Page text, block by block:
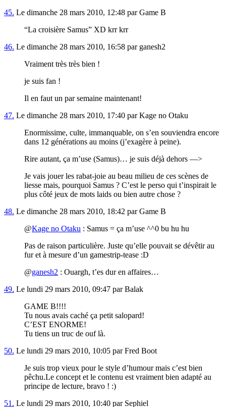
45. Le dimanche 28 mars 2010, 12:48 par Game B
“La croisière Samus” XD krr krr
46. Le dimanche 28 mars 2010, 16:58 par ganesh2
Vraiment très très bien !
je suis fan !
Il en faut un par semaine maintenant!
47. Le dimanche 28 mars 2010, 17:40 par Kage no Otaku
Enormissime, culte, immanquable, on s’en souviendra encore
dans 12 générations au moins (j’exagère à peine).
Rire autant, ça m’use (Samus)… je suis déjà dehors —>
Je vais jouer les rabat-joie au beau milieu de ces scènes de
liesse mais, pourquoi Samus ? C’est le perso qui t’inspirait le
plus côté jeux de mots laids ou bien autre chose ?
48. Le dimanche 28 mars 2010, 18:42 par Game B
@Kage no Otaku : Samus = ça m’use ^^0 bu hu hu
Pas de raison particulière. Juste qu’elle pouvait se dévêtir au
fur et à mesure d’un gamestrip-tease :D
@ganesh2 : Ouargh, t’es dur en affaires…
49. Le lundi 29 mars 2010, 09:47 par Balak
GAME B!!!!
Tu nous avais caché ça petit salopard!
C’EST ENORME!
Tu tiens un truc de ouf là.
50. Le lundi 29 mars 2010, 10:05 par Fred Boot
Je suis trop vieux pour le style d’humour mais c’est bien
pêchu.Le concept et le contenu est vraiment bien adapté au
principe de lecture, bravo ! :)
51. Le lundi 29 mars 2010, 10:40 par Sephiel